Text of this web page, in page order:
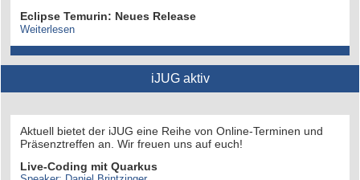
Eclipse Temurin: Neues Release
Weiterlesen
iJUG aktiv
Aktuell bietet der iJUG eine Reihe von Online-Terminen und
Präsenztreffen an. Wir freuen uns auf euch!
Live-Coding mit Quarkus